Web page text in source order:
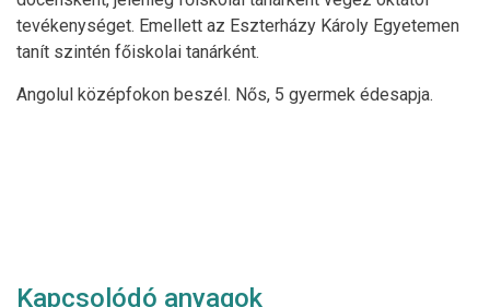
tevékenységet. Emellett az Eszterházy Károly Egyetemen
tanít szintén főiskolai tanárként.
Angolul középfokon beszél. Nős, 5 gyermek édesapja.
Kapcsolódó anyagok